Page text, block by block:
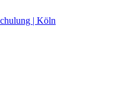
| Köln